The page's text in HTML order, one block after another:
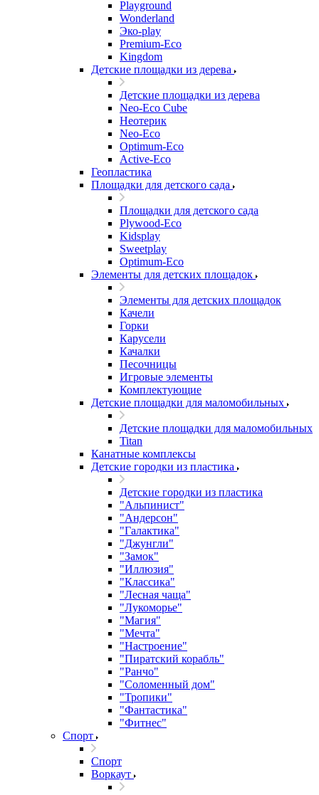
Playground
Wonderland
Эко-play
Premium-Eco
Kingdom
Детские площадки из дерева
Детские площадки из дерева
Neo-Eco Cube
Неотерик
Neo-Eco
Оptimum-Еco
Active-Eco
Геопластика
Площадки для детского сада
Площадки для детского сада
Plywood-Eco
Kidsplay
Sweetplay
Оptimum-Еco
Элементы для детских площадок
Элементы для детских площадок
Качели
Горки
Карусели
Качалки
Песочницы
Игровые элементы
Комплектующие
Детские площадки для маломобильных
Детские площадки для маломобильных
Titan
Канатные комплексы
Детские городки из пластика
Детские городки из пластика
"Альпинист"
"Андерсон"
"Галактика"
"Джунгли"
"Замок"
"Иллюзия"
"Классика"
"Лесная чаща"
"Лукоморье"
"Магия"
"Мечта"
"Настроение"
"Пиратский корабль"
"Ранчо"
"Соломенный дом"
"Тропики"
"Фантастика"
"Фитнес"
Спорт
Спорт
Воркаут